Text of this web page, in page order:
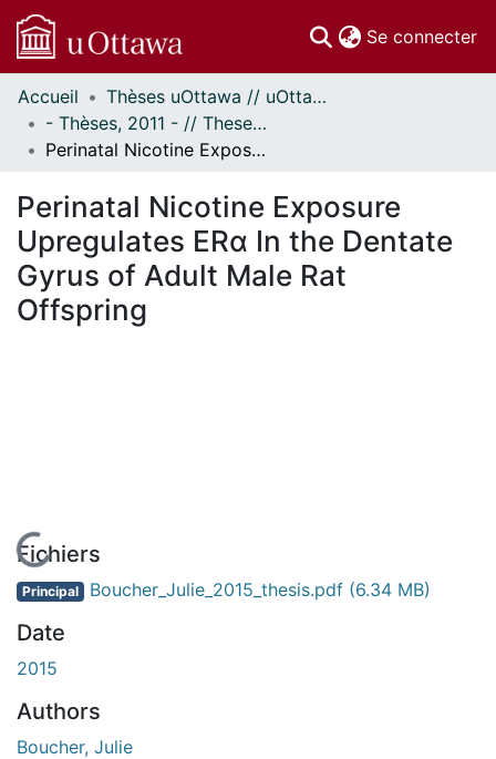
Se connecter
Communautés
et collections
Parcourir
À propos
Accueil
Thèses uOttawa // uOttawa Theses
- Thèses, 2011 - // Theses, 2011 -
Perinatal Nicotine Exposure Upregulates ERα In the Dentate Gyrus of Adult Male Rat Offspring
Perinatal Nicotine Exposure
Upregulates ERα In the Dentate
Gyrus of Adult Male Rat
Offspring
En cours de chargement...
Fichiers
Principal Boucher_Julie_2015_thesis.pdf (6.34 MB)
Date
2015
Authors
Boucher, Julie